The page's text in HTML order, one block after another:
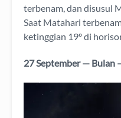
terbenam, dan disusul
Saat Matahari
ketinggian 19º di
27 September — Bulan